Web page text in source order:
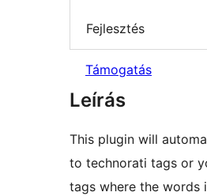
Fejlesztés
Támogatás
Leírás
This plugin will
to technorati tags or
tags where the words